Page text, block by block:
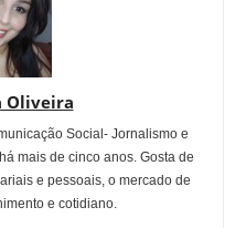
Oliveira
Social- Jornalismo e
mais de cinco anos. Gosta de
e pessoais, o mercado de
e cotidiano.